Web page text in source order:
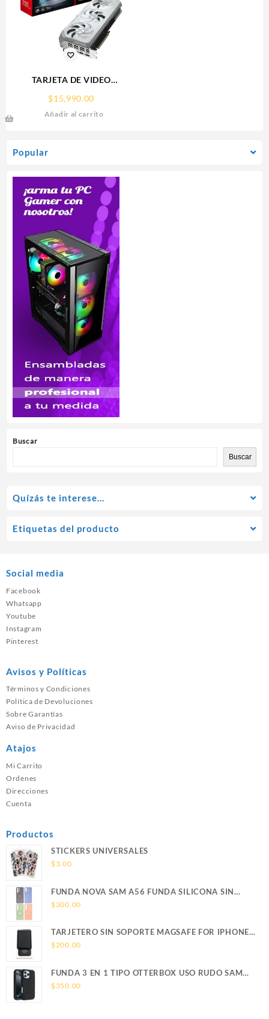
Popular
Buscar
Buscar
TARJETA DE VIDEO
GIGABYTE (GV-
R907XGAMINGOCICE-16GD)
RX 9070
$15,990.00
Añadir al carrito
Quízás te interese…
Etiquetas del producto
Social media
Facebook
Whatsapp
Youtube
Instagram
Pinterest
Avisos y Políticas
Términos y Condiciones
Política de Devoluciones
Sobre Garantías
Aviso de Privacidad
Atajos
Mi Carrito
Ordenes
Direcciones
Cuenta
Productos
STICKERS UNIVERSALES
$3.00
FUNDA NOVA SAM A56 FUNDA SILICONA SIN
SOPORTE MAGNETICO SAMSUNG
$300.00
TARJETERO SIN SOPORTE MAGSAFE FOR IPHONE
LEATHER WALLET MAGSAFE
$200.00
FUNDA 3 EN 1 TIPO OTTERBOX USO RUDO SAM
S26 ULTRA SAMSUNG S26 ULTRA
$350.00